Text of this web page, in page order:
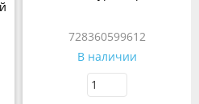
728360599612
В наличии